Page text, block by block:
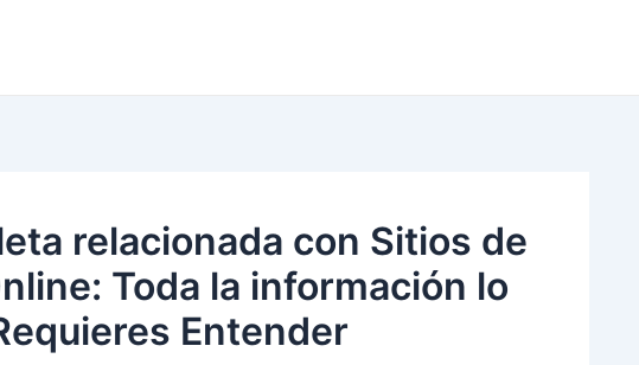
relacionada con Sitios de
Toda la información lo
Entender